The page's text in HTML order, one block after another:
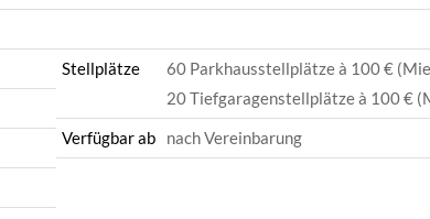
Stellplätze
60 Parkhausstellplätze à 100 €
20 Tiefgaragenstellplätze à 100 €
Verfügbar ab
nach Vereinbarung